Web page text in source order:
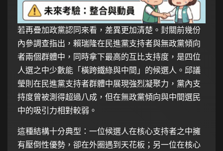
若再疊加政黨認同來看，差異更加清楚。封關前幾份
內參調查指出，賴瑞隆在民進黨支持者與無政黨傾向
者兩個群體中，同時拿下最高的互比支持度，是四位
人選之中少數能「橫跨鐵綠與中間」的候選人。邱議
瑩則在民進黨支持者群體中展現強烈凝聚力，黨內支
持度曾被測得超過八成，但在無政黨傾向與中間選民
中的吸引力相對較弱。
這種結構十分典型：一位候選人在核心支持者之中擁
有壓倒性優勢，卻在外圈遇到天花板；另一位在核心